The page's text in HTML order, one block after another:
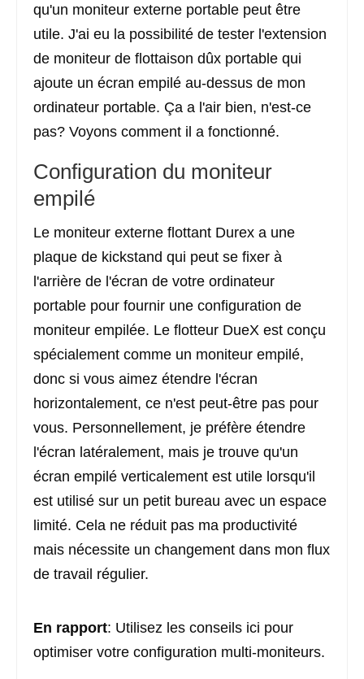
qu'un moniteur externe portable peut être
utile. J'ai eu la possibilité de tester l'extension
de moniteur de flottaison dûx portable qui
ajoute un écran empilé au-dessus de mon
ordinateur portable. Ça a l'air bien, n'est-ce
pas? Voyons comment il a fonctionné.
Configuration du moniteur
empilé
Le moniteur externe flottant Durex a une
plaque de kickstand qui peut se fixer à
l'arrière de l'écran de votre ordinateur
portable pour fournir une configuration de
moniteur empilée. Le flotteur DueX est conçu
spécialement comme un moniteur empilé,
donc si vous aimez étendre l'écran
horizontalement, ce n'est peut-être pas pour
vous. Personnellement, je préfère étendre
l'écran latéralement, mais je trouve qu'un
écran empilé verticalement est utile lorsqu'il
est utilisé sur un petit bureau avec un espace
limité. Cela ne réduit pas ma productivité
mais nécessite un changement dans mon flux
de travail régulier.
En rapport: Utilisez les conseils ici pour
optimiser votre configuration multi-moniteurs.